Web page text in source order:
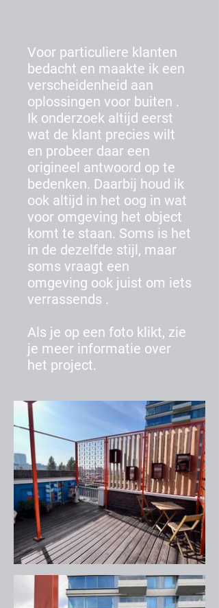
Voor particuliere klanten
bedacht en maakte ik een
verscheidenheid aan
oplossingen voor buiten .
Ik onderzoek altijd eerst
wat de klant precies wilt
en probeer daar een
origineel antwoord op te
bedenken. Daarbij houd ik
ook altijd in het oog in wat
voor omgeving het object
komt te staan. Soms is het
in de dezelfde stijl, maar
soms vraagt een
omgeving ook juist om iets
verrassends .
Als je op een foto klikt, zie
je meer informatie over
het project.